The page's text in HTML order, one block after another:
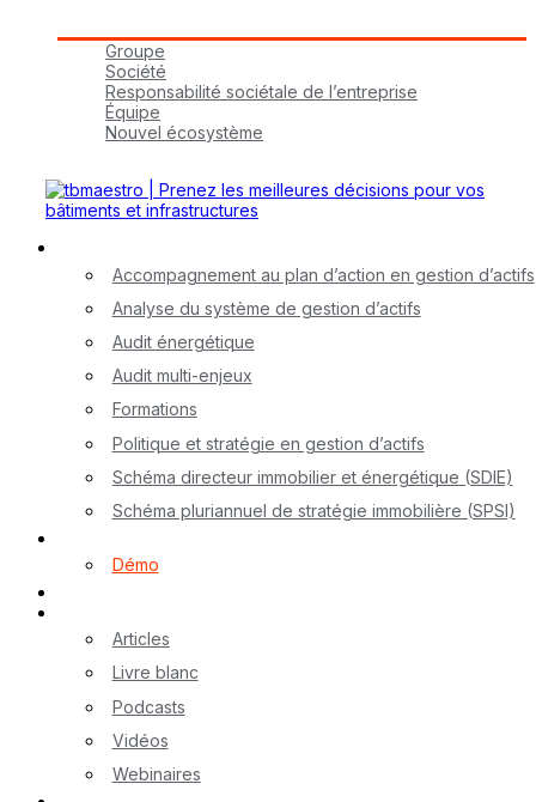
Groupe
Société
Responsabilité sociétale de l’entreprise
Équipe
Nouvel écosystème
Accompagnement au plan d’action en gestion d’actifs
Analyse du système de gestion d’actifs
Audit énergétique
Audit multi-enjeux
Formations
Politique et stratégie en gestion d’actifs
Schéma directeur immobilier et énergétique (SDIE)
Schéma pluriannuel de stratégie immobilière (SPSI)
Démo
Articles
Livre blanc
Podcasts
Vidéos
Webinaires